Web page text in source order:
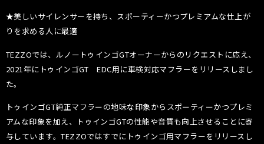
★美しいサイレンサーを持ち、スポーティーかつプレミアムな仕上が
りを求める人に最適
TEZZOでは、ルノートゥインゴGTオーナーからのリクエストに応え、
2021年にトゥインゴGT EDC用に車検対応マフラーをリリースしまし
た。
トゥインゴGT純正マフラーの地味な印象からスポーティーかつプレミ
アムな印象を加え、トゥインゴGTの性能や音質も向上させることに寄
与しています。TEZZOではすでにトゥインゴ用マフラーをリリースし